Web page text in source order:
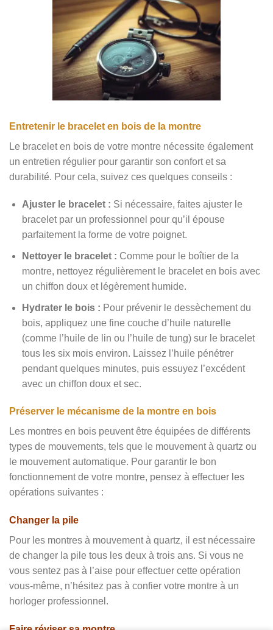
Entretenir le bracelet en bois de la montre
Le bracelet en bois de votre montre nécessite également
un entretien régulier pour garantir son confort et sa
durabilité. Pour cela, suivez ces quelques conseils :
Ajuster le bracelet : Si nécessaire, faites ajuster le
bracelet par un professionnel pour qu’il épouse
parfaitement la forme de votre poignet.
Nettoyer le bracelet : Comme pour le boîtier de la
montre, nettoyez régulièrement le bracelet en bois avec
un chiffon doux et légèrement humide.
Hydrater le bois : Pour prévenir le dessèchement du
bois, appliquez une fine couche d’huile naturelle
(comme l’huile de lin ou l’huile de tung) sur le bracelet
tous les six mois environ. Laissez l’huile pénétrer
pendant quelques minutes, puis essuyez l’excédent
avec un chiffon doux et sec.
Préserver le mécanisme de la montre en bois
Les montres en bois peuvent être équipées de différents
types de mouvements, tels que le mouvement à quartz ou
le mouvement automatique. Pour garantir le bon
fonctionnement de votre montre, pensez à effectuer les
opérations suivantes :
Changer la pile
Pour les montres à mouvement à quartz, il est nécessaire
de changer la pile tous les deux à trois ans. Si vous ne
vous sentez pas à l’aise pour effectuer cette opération
vous-même, n’hésitez pas à confier votre montre à un
horloger professionnel.